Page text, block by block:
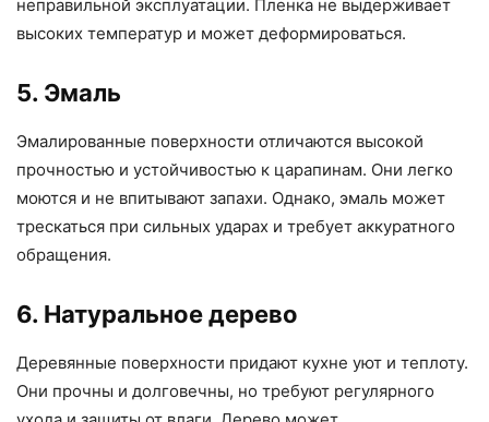
неправильной эксплуатации. Пленка не выдерживает
высоких температур и может деформироваться.
5. Эмаль
Эмалированные поверхности отличаются высокой
прочностью и устойчивостью к царапинам. Они легко
моются и не впитывают запахи. Однако, эмаль может
трескаться при сильных ударах и требует аккуратного
обращения.
6. Натуральное дерево
Деревянные поверхности придают кухне уют и теплоту.
Они прочны и долговечны, но требуют регулярного